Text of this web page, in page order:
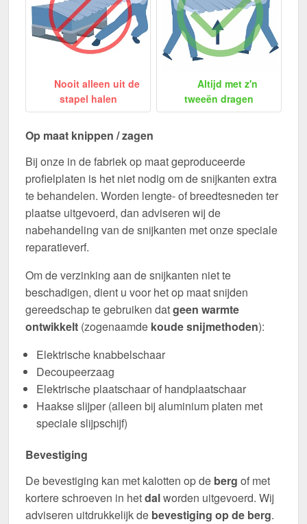
Nooit alleen uit de
stapel halen
Altijd met z'n
tweeën dragen
Op maat knippen / zagen
Bij onze in de fabriek op maat geproduceerde
profielplaten is het niet nodig om de snijkanten extra
te behandelen. Worden lengte- of breedtesneden ter
plaatse uitgevoerd, dan adviseren wij de
nabehandeling van de snijkanten met onze speciale
reparatieverf.
Om de verzinking aan de snijkanten niet te
beschadigen, dient u voor het op maat snijden
gereedschap te gebruiken datgeen warmte
ontwikkelt (zogenaamde koude snijmethoden):
Elektrische knabbelschaar
Decoupeerzaag
Elektrische plaatschaar of handplaatschaar
Haakse slijper (alleen bij aluminium platen met
speciale slijpschijf)
Bevestiging
De bevestiging kan met kalotten op de berg of met
kortere schroeven in hetdalworden uitgevoerd. Wij
adviseren uitdrukkelijk de bevestiging op de berg.